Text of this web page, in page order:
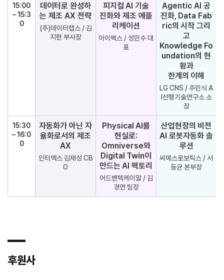
15:00
– 15:3
0
데이터로 완성하
는 제조 AX 전략
(주)데이터랩스 / 김
지현 부사장
피지컬 AI 기술
진화와 제조 에플
리케이션
아이벡스 / 성민수 대
표
Agentic AI 공
진화, Data Fab
ric의 시작 그리
고
Knowledge Fo
undation의 현
황과
한계의 이해
LG CNS / 주민식 A
I선행기술연구소 소
장
15:30
– 16:0
0
자동화가 아닌 자
율화로서의 제조
AX
인터엑스 김재성 CB
O
Physical AI를
현실로:
Omniverse와
Digital Twin이
만드는 AI 팩토리
어드밴텍케이알 / 김
경연 팀장
산업현장의 비전
AI 로봇자동화 솔
루션
씨메스로보틱스 / 서
동균 본부장
―
후원사